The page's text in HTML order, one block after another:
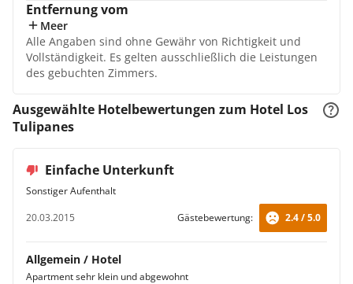
Entfernung vom
Meer
Alle Angaben sind ohne Gewähr von Richtigkeit und
Vollständigkeit. Es gelten ausschließlich die Leistungen
des gebuchten Zimmers.
Ausgewählte Hotelbewertungen zum Hotel Los
Tulipanes
Einfache Unterkunft
Sonstiger Aufenthalt
20.03.2015
Gästebewertung: 2.4 / 5.0
Allgemein / Hotel
Apartment sehr klein und abgewohnt